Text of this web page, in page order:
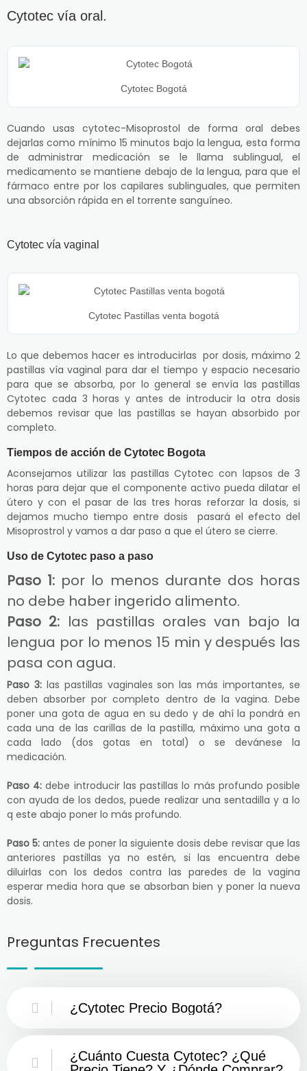
Cytotec vía oral.
Cytotec Bogotá
Cuando usas cytotec-Misoprostol de forma oral debes
dejarlas como mínimo 15 minutos bajo la lengua, esta forma
de administrar medicación se le llama sublingual, el
medicamento se mantiene debajo de la lengua, para que el
fármaco entre por los capilares sublinguales, que permiten
una absorción rápida en el torrente sanguíneo.
Cytotec vía vaginal
Cytotec Pastillas venta bogotá
Lo que debemos hacer es introducirlas por dosis, máximo 2
pastillas vía vaginal para dar el tiempo y espacio necesario
para que se absorba, por lo general se envía las pastillas
Cytotec cada 3 horas y antes de introducir la otra dosis
debemos revisar que las pastillas se hayan absorbido por
completo.
Tiempos de acción de Cytotec Bogota
Aconsejamos utilizar las pastillas Cytotec con lapsos de 3
horas para dejar que el componente activo pueda dilatar el
útero y con el pasar de las tres horas reforzar la dosis, si
dejamos mucho tiempo entre dosis pasará el efecto del
Misoprostrol y vamos a dar paso a que el útero se cierre.
Uso de Cytotec paso a paso
Paso 1: por lo menos durante dos horas
no debe haber ingerido alimento.
Paso 2: las pastillas orales van bajo la
lengua por lo menos 15 min y después las
pasa con agua.
Paso 3:las pastillas vaginales son las más importantes, se
deben absorber por completo dentro de la vagina. Debe
poner una gota de agua en su dedo y de ahí la pondrá en
cada una de las carillas de la pastilla, máximo una gota a
cada lado (dos gotas en total) o se devánese la
medicación.
Paso 4: debe introducir las pastillas lo más profundo posible
con ayuda de los dedos, puede realizar una sentadilla y a lo
q este abajo poner lo más profundo.
Paso 5: antes de poner la siguiente dosis debe revisar que las
anteriores pastillas ya no estén, si las encuentra debe
diluirlas con los dedos contra las paredes de la vagina
esperar media hora que se absorban bien y poner la nueva
dosis.
Preguntas Frecuentes
¿Cytotec Precio Bogotá?
¿Cuánto Cuesta Cytotec? ¿Qué